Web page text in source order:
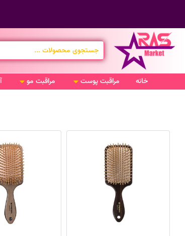
خانه مراقبت پوست مراقبت مو